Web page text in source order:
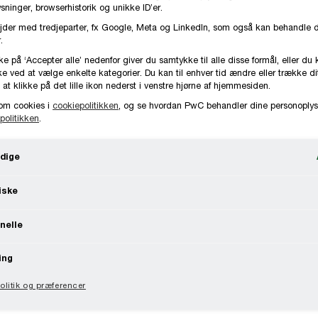
kapital- og venturefonde, herunder due
funds flows mv.
2132 5269 Kontakt
København, PwC Danmark
MIP- og incitamentsprogrammer som en del
primært danske og udenlandske kapitalfonde
browserhistorik og unikke ID’er.
med tredjeparter, fx Google, Meta og LinkedIn, som også kan behandle
på ‘Accepter alle’ nedenfor giver du samtykke til alle disse formål, eller du
ved at vælge enkelte kategorier. Du kan til enhver tid ændre eller trække
klikke på det lille ikon nederst i venstre hjørne af hjemmesiden.
cookies i cookiepolitikken , og se hvordan PwC behandler dine
og præferencer